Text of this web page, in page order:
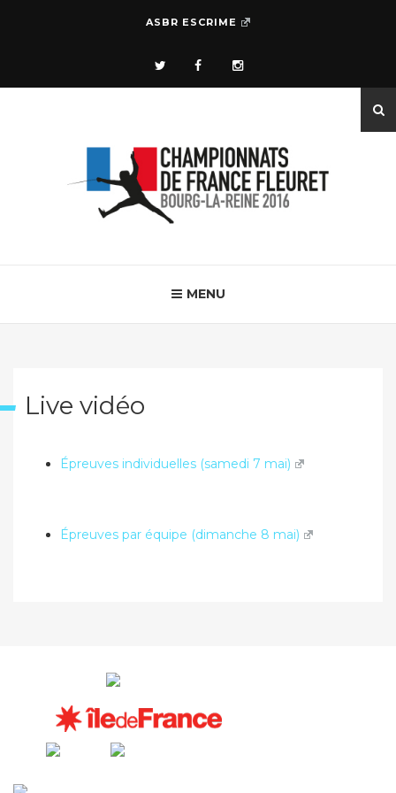
ASBR ESCRIME
MENU
Live vidéo
Épreuves individuelles (samedi 7 mai)
Épreuves par équipe (dimanche 8 mai)